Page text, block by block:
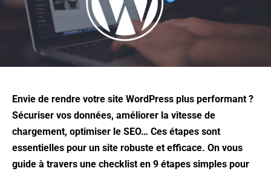
Envie de rendre votre site WordPress plus performant ?
Sécuriser vos données, améliorer la vitesse de
chargement, optimiser le SEO… Ces étapes sont
essentielles pour un site robuste et efficace. On vous
guide à travers une checklist en 9 étapes simples pour